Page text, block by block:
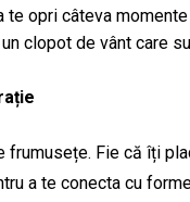
te opri câteva
clopot de vânt care
frumusețe. Fie că îți
a te conecta cu